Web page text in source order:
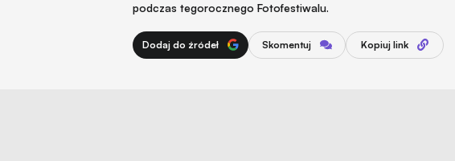
podczas tegorocznego Fotofestiwalu.
Dodaj do źródeł Skomentuj Kopiuj link